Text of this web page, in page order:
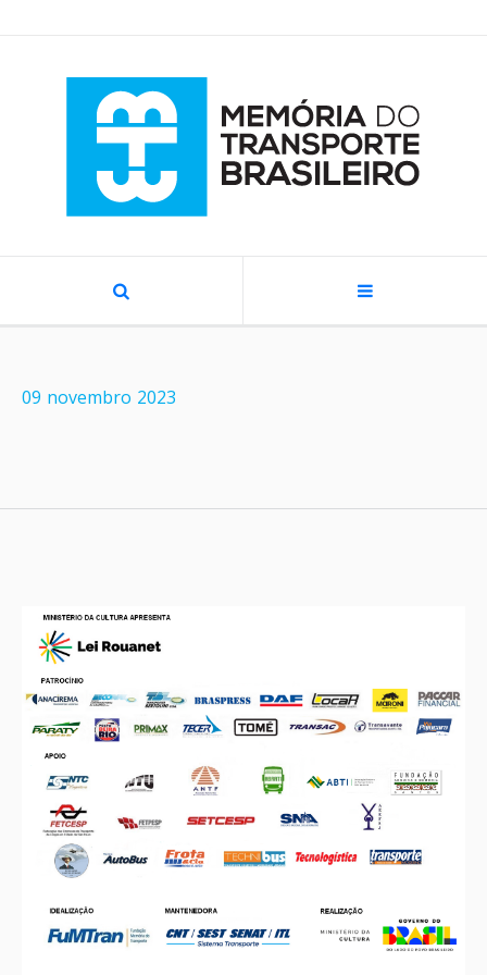
09 novembro 2023